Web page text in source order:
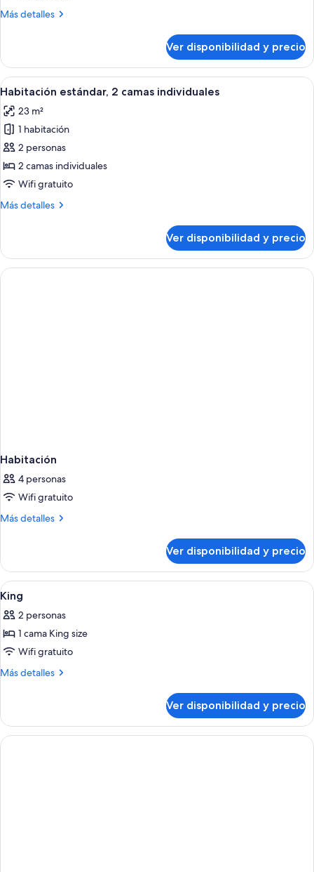
cama
Más detalles
Más
estándar,
cama
size
Ver disponibilidad y precio
Ver
todas
las
fotos
de
Habitación
estándar,
camas
Habitación de hotel con dos camas,
8
Habitación estándar, 2 camas individuales
23 m²
1 habitación
2 personas
2 camas individuales
Wifi gratuito
Más detalles
Más
estándar,
camas
Ver disponibilidad y precio
Habitación
4 personas
Wifi gratuito
Más detalles
Más
Ver disponibilidad y precio
Ver
todas
las
fotos
de
King
Ropa de cama de alta calidad y
2
King
2 personas
1 cama King size
Wifi gratuito
Más detalles
Más
Ver disponibilidad y precio